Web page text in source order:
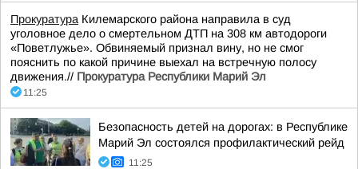
Прокуратура Килемарского района направила в суд
уголовное дело о смертельном ДТП на 308 км автодороги
«Поветлужье». Обвиняемый признал вину, но не смог
пояснить по какой причине выехал на встречную полосу
движения.// Прокуратура Республики Марий Эл
11:25
Безопасность детей на дорогах: в Республике
Марий Эл состоялся профилактический рейд
11:25